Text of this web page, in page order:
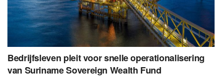
Bedrijfsleven pleit voor snelle operationalisering
van Suriname Sovereign Wealth Fund